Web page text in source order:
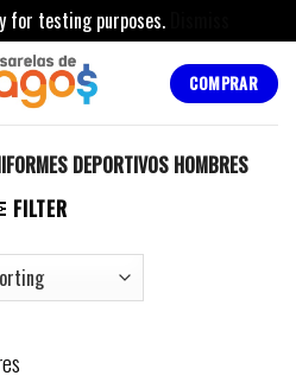
for testing purposes.
COMPRAR
DEPORTIVOS HOMBRES
FILTER